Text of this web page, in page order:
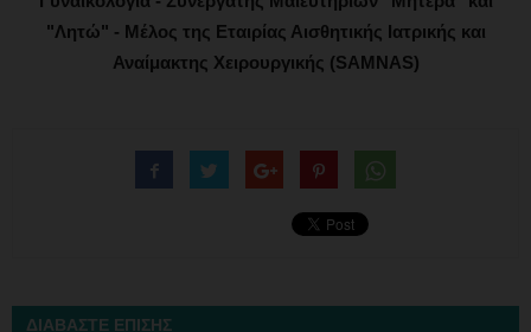
"Λητώ" - Μέλος της Εταιρίας Αισθητικής Ιατρικής και
Αναίμακτης Χειρουργικής (SAMNAS)
ΔΙΑΒΑΣΤΕ ΕΠΙΣΗΣ